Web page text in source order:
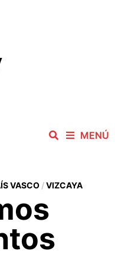
MENÚ
VASCO/VIZCAYA